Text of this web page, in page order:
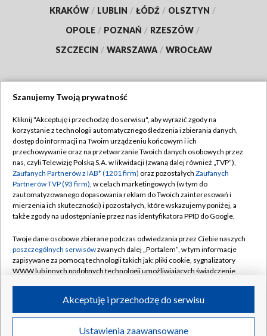
KRAKÓW / LUBLIN / ŁÓDŹ / OLSZTYN /
OPOLE / POZNAŃ / RZESZÓW /
SZCZECIN / WARSZAWA / WROCŁAW
TVP
Abonament TVP
Emisja w TVP
Centrum informacji TVP
Naziemna Telewizja Cyfrowa
Rada Programowa
System NOS
Informacje o nadawcy
Program dla prasy
Regulamin TVP
Polityka prywatności
Moje zgody
Pomoc
Kontakt
Kanały
©2026 Telewizja Polska S.A. w likwidacji
Szanujemy Twoją prywatność
Kliknij "Akceptuję i przechodzę do serwisu", aby wyrazić zgody na
korzystanie z technologii automatycznego śledzenia i zbierania danych,
dostęp do informacji na Twoim urządzeniu końcowym i ich
przechowywanie oraz na przetwarzanie Twoich danych osobowych przez
nas, czyli Telewizję Polską S.A. w likwidacji (zwaną dalej również „TVP”),
Zaufanych Partnerów z IAB* (1201 firm) oraz pozostałych Zaufanych
Partnerów TVP (93 firm), w celach marketingowych (w tym do
zautomatyzowanego dopasowania reklam do Twoich zainteresowań i
mierzenia ich skuteczności) i pozostałych, które wskazujemy poniżej, a
także zgody na udostępnianie przez nas identyfikatora PPID do Google.
Twoje dane osobowe zbierane podczas odwiedzania przez Ciebie naszych
poszczególnych serwisówzwanych dalej „Portalem”, w tym informacje
zapisywane za pomocą technologii takich jak: pliki cookie, sygnalizatory
WWW lub innych podobnych technologii umożliwiających świadczenie
ruchu w Internecie.
Twoje dane osobowe zbierane podczas odwiedzania przez Ciebie
Ustawienia zaawansowane
Akceptuję i przechodzę do serwisu